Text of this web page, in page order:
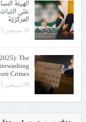
على
المركزيّة
28 سبتمبر 2025
The
Crimes
08 سبتمبر 2025